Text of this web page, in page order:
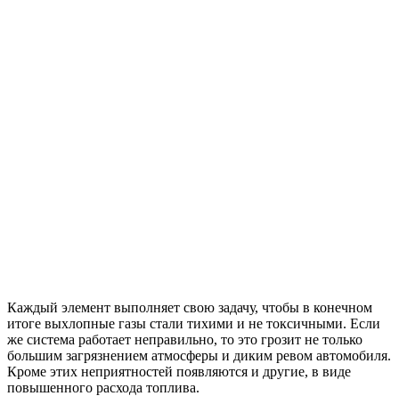
Каждый элемент выполняет свою задачу, чтобы в конечном
итоге выхлопные газы стали тихими и не токсичными. Если
же система работает неправильно, то это грозит не только
большим загрязнением атмосферы и диким ревом автомобиля.
Кроме этих неприятностей появляются и другие, в виде
повышенного расхода топлива.